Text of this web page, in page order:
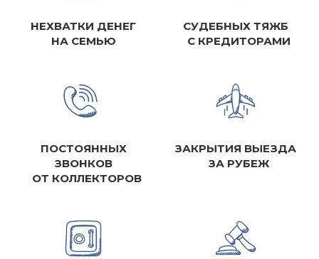
НЕХВАТКИ ДЕНЕГ
НА СЕМЬЮ
СУДЕБНЫХ ТЯЖБ
С КРЕДИТОРАМИ
ПОСТОЯННЫХ
ЗВОНКОВ
ОТ КОЛЛЕКТОРОВ
ЗАКРЫТИЯ ВЫЕЗДА
ЗА РУБЕЖ